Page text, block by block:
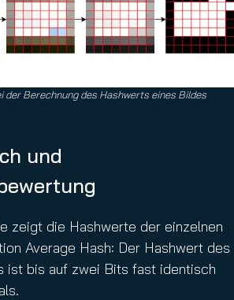
der Berechnung des Hashwerts eines Bildes
und
zeigt die Hashwerte der einzelnen
Average Hash: Der Hashwert des
ist bis auf zwei Bits fast identisch